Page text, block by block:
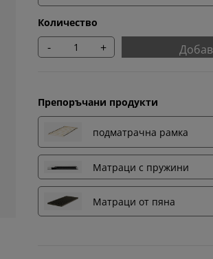
Количество
- +
Препоръчани продукти
подматрачна рамка
Матраци с пружини
Матраци от пяна